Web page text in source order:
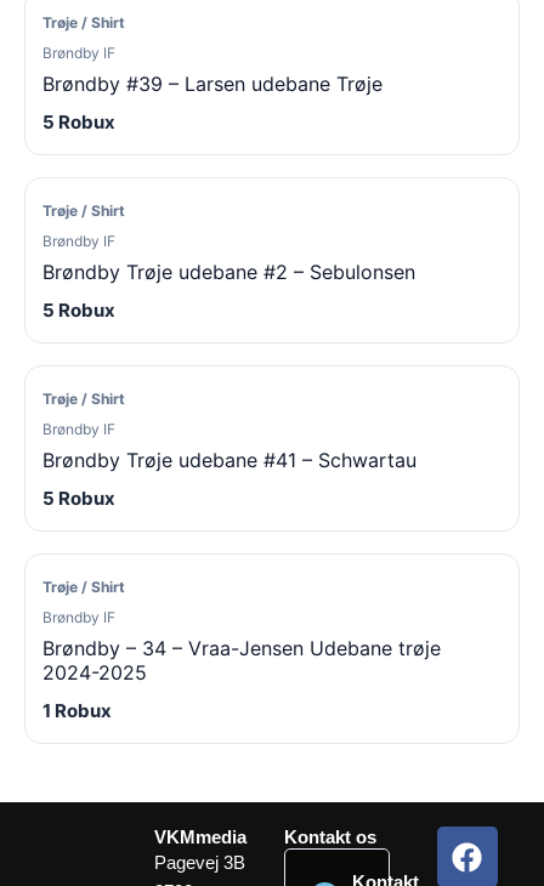
Trøje / Shirt
Brøndby IF
Brøndby #39 – Larsen udebane Trøje
5 Robux
Trøje / Shirt
Brøndby IF
Brøndby Trøje udebane #2 – Sebulonsen
5 Robux
Trøje / Shirt
Brøndby IF
Brøndby Trøje udebane #41 – Schwartau
5 Robux
Trøje / Shirt
Brøndby IF
Brøndby – 34 – Vraa-Jensen Udebane trøje
2024-2025
1 Robux
VKMmedia
Pagevej 3B
Kontakt os
F
a
Y
o
H
a